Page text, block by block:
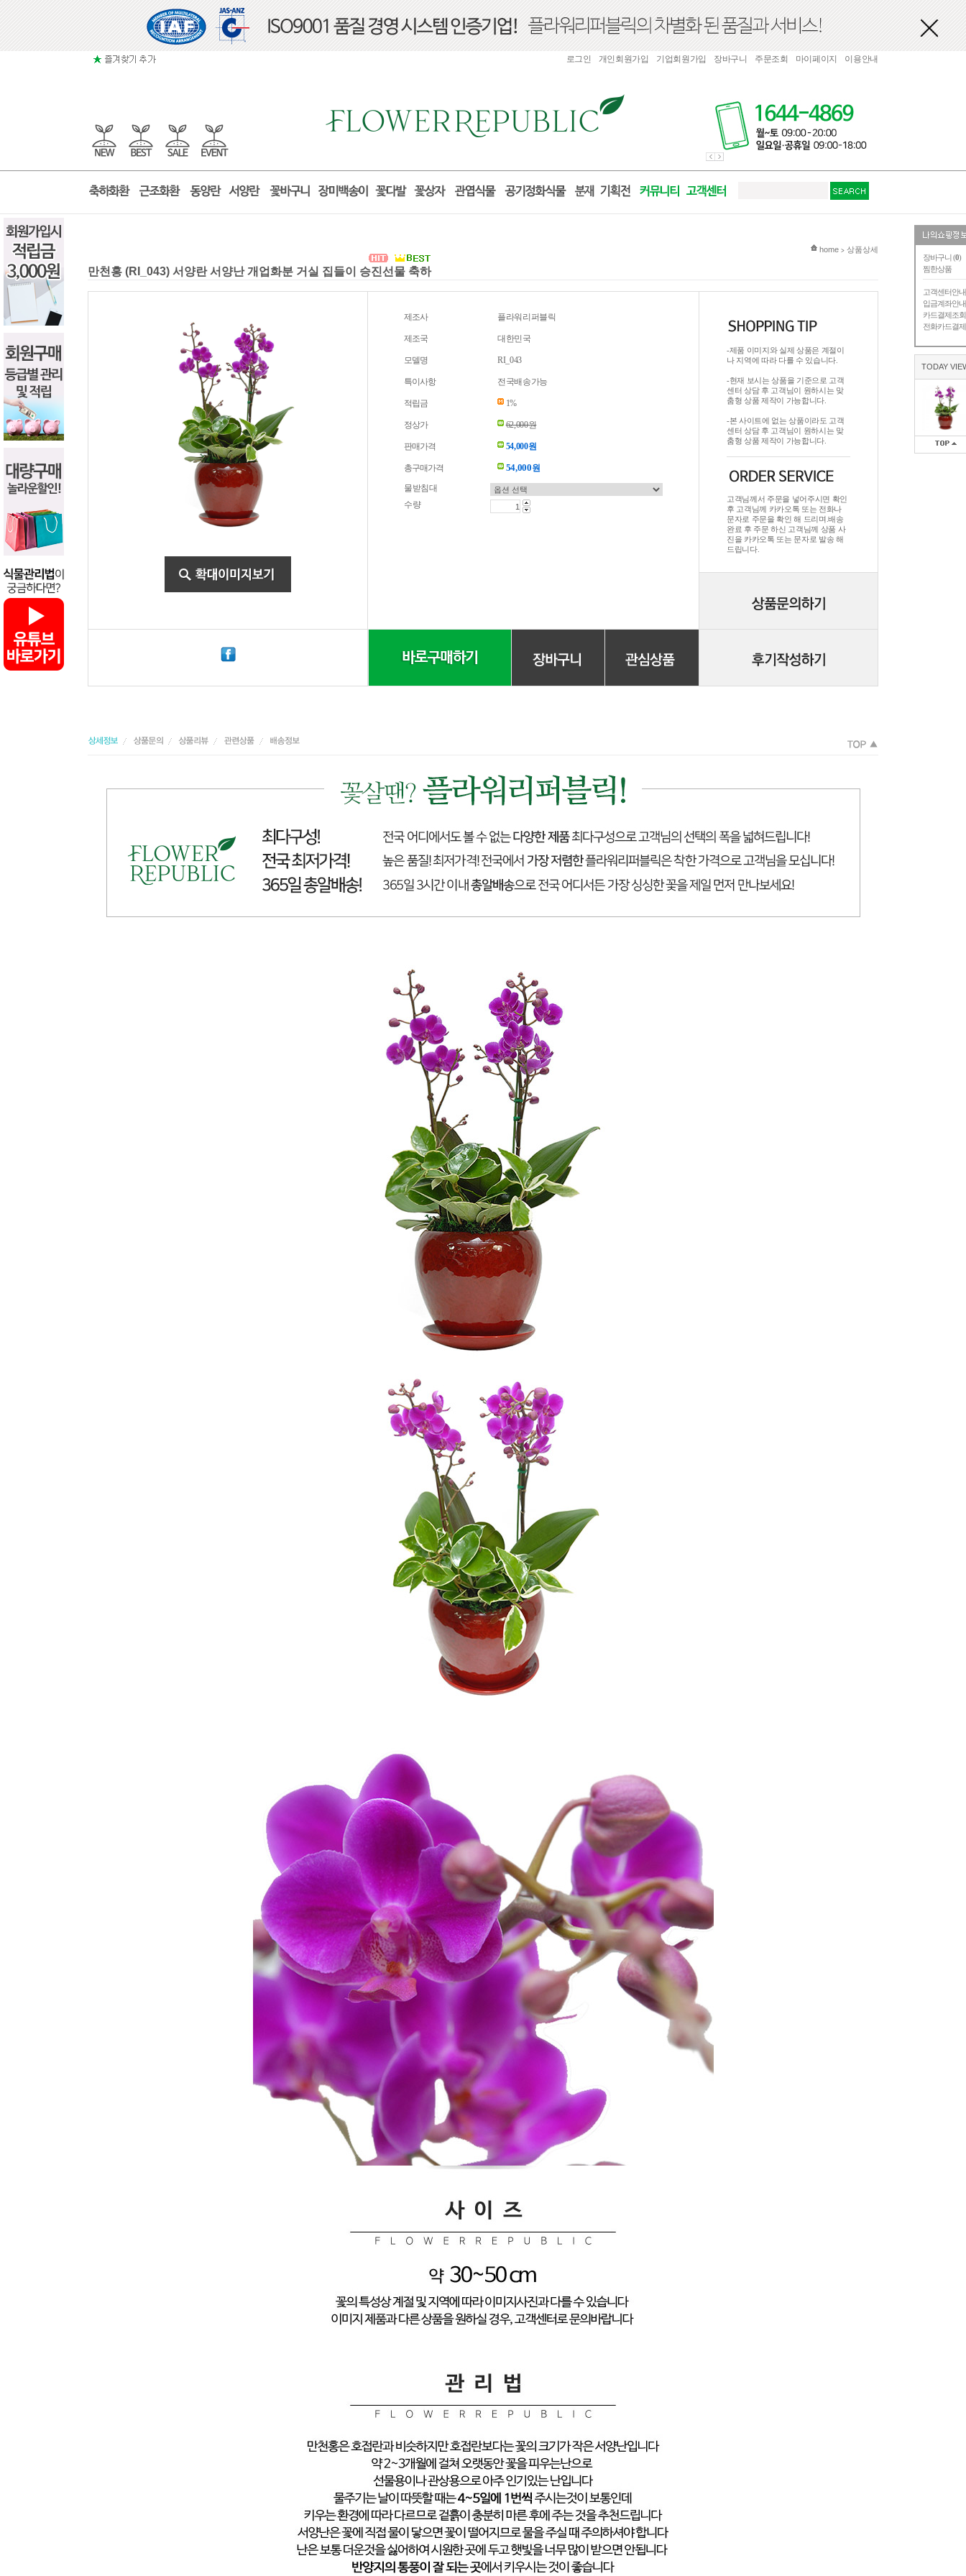
장바구니 (0)
찜한상품
고객센터안내
입금계좌안내
카드결제조회
전화카드결제
TODAY
로그인 개인회원가입 기업회원가입 장바구니 주문조회 마이페이지 이용안내
현재 위치
home > 상품상세
만천홍 (RI_043) 서양란 서양난 개업화분 거실 집들이 승진선물 축하
제조사 플라워리퍼블릭
제조국 대한민국
모델명 RI_043
특이사항 전국배송가능
적립금 1%
정상가 62,000원
판매가격 54,000원
총구매가격 54,000원
물받침대
수량
-제품 이미지와 실제 상품은 계절이
나 지역에 따라 다를 수 있습니다.
-현재 보시는 상품을 기준으로 고객
센터 상담 후 고객님이 원하시는 맞
춤형 상품 제작이 가능합니다.
-본 사이트에 없는 상품이라도 고객
센터 상담 후 고객님이 원하시는 맞
춤형 상품 제작이 가능합니다.
고객님께서 주문을 넣어주시면 확인
후 고객님께 카카오톡 또는 전화나
문자로 주문을 확인 해 드리며.배송
완료 후 주문 하신 고객님께 상품 사
진을 카카오톡 또는 문자로 발송 해
드립니다.